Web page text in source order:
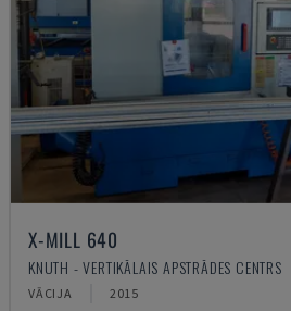
X-MILL 640
KNUTH - VERTIKĀLAIS APSTRĀDES CENTRS
VĀCIJA 2015